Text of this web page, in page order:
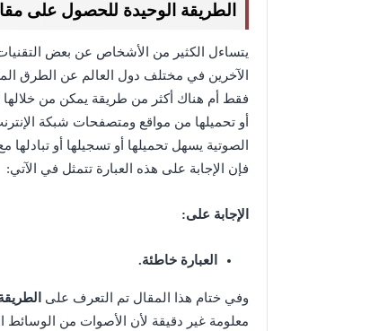
الطريقة الوحيدة للحصول على
يتساءل الكثير من الأشخاص عن بعض
الآخرين في مختلف دول العالم عن
فقط أم هناك أكثر من طريقة يمكن من خلالها
أو تحميلها من مواقع ومتصفحات شبكة
الصوتية يسهل تحميلها أو تسجيلها أو
فإن الإجابة على هذه العبارة تتمثل في الآتي:
الإجابة على:
العبارة خاطئة.
وفي ختام هذا المقال تم التعرف على
معلومة غير دقيقة لأن الأصوات من